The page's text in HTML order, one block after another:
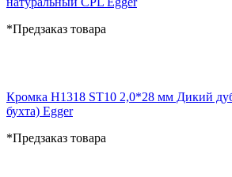
*Предзаказ товара
Кромка H1318 ST10 2,0*28 мм Дикий
бухта) Egger
*Предзаказ товара